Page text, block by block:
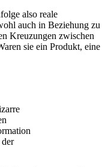
also reale
auch in Beziehung zu
Kreuzungen zwischen
sie ein Produkt, eine